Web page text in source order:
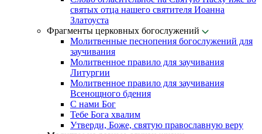
святых отца нашего святителя Иоанна
Златоуста
Фрагменты церковных богослужений
Молитвенные песнопения богослужений для
заучивания
Молитвенное правило для заучивания
Литургии
Молитвенное правило для заучивания
Всенощного бдения
С нами Бог
Тебе Бога хвалим
Утверди, Боже, святую православную веру